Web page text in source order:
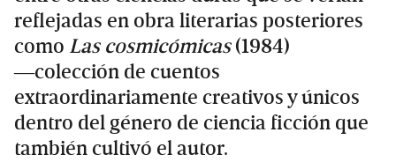
reflejadas en obra literarias posteriores
como Las cosmicómicas(1984)
―colección de cuentos
extraordinariamente creativos y únicos
dentro del género de ciencia ficción que
también cultivó el autor.